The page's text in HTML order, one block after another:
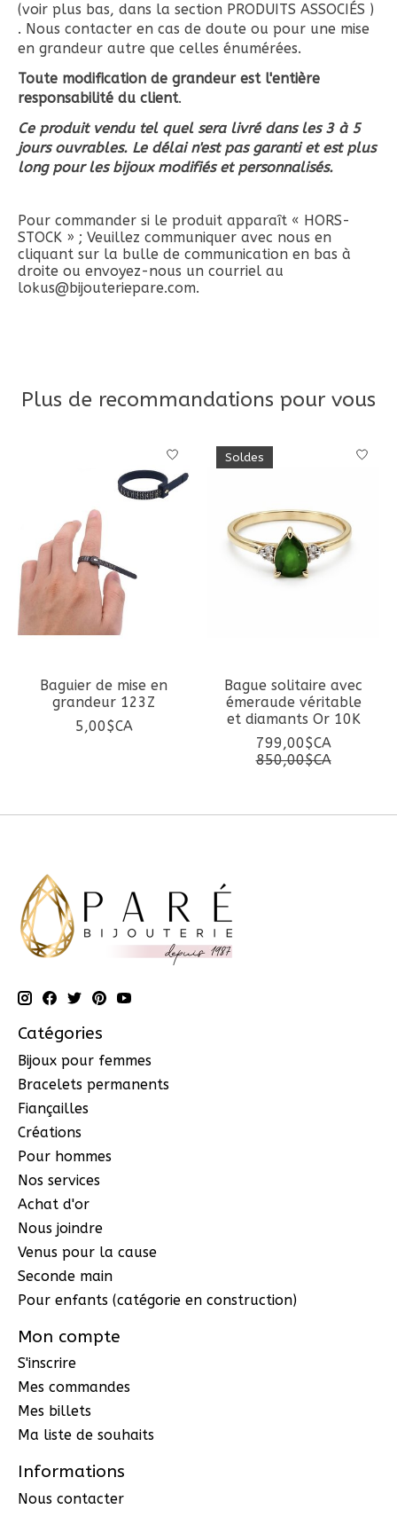
(voir plus bas, dans la section PRODUITS ASSOCIÉS )
. Nous contacter en cas de doute ou pour une mise
en grandeur autre que celles énumérées.
Toute modification de grandeur est l'entière
responsabilité du client.
Ce produit vendu tel quel sera livré dans les 3 à 5
jours ouvrables. Le délai n'est pas garanti et est plus
long pour les bijoux modifiés et personnalisés.
Pour commander si le produit apparaît « HORS-
STOCK » ; Veuillez communiquer avec nous en
cliquant sur la bulle de communication en bas à
droite ou envoyez-nous un courriel au
lokus@bijouteriepare.com.
Plus de recommandations pour vous
Articles du carrousel de produits
Baguier de mise en
grandeur 123Z
5,00$CA
Soldes
Bague solitaire avec
émeraude véritable
et diamants Or 10K
799,00$CA
850,00$CA
Catégories
Bijoux pour femmes
Bracelets permanents
Fiançailles
Créations
Pour hommes
Nos services
Achat d'or
Nous joindre
Venus pour la cause
Seconde main
Pour enfants (catégorie en construction)
Mon compte
S'inscrire
Mes commandes
Mes billets
Ma liste de souhaits
Informations
Nous contacter